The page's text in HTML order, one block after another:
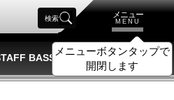
メニュー
MENU
メニューボタンタップで
開閉します
検索
BASS]